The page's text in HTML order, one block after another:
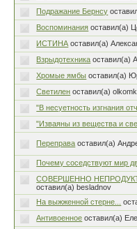
Подражание Бернсу
Воспоминания оставил(а)
ИСТИНА оставил(а)
Взрыдотехника оставил(а)
Хромые ямбы оставил(а)
Светилен оставил(а)
"В несуетность изгнания
"Изваяны из вещества и
Переправа оставил(а)
Почему соседствуют мир
СОВЕРШЕННО
оставил(а) besladnov
На выжженной стерне...
Антивоенное оставил(а)